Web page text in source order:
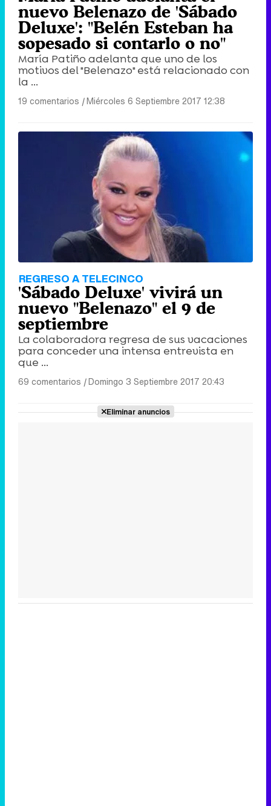
nuevo Belenazo de 'Sábado
Deluxe': "Belén Esteban ha
sopesado si contarlo o no"
María Patiño adelanta que uno de los
motivos del "Belenazo" está relacionado con
la ...
19 comentarios |Miércoles 6 Septiembre 2017 12:38
REGRESO A TELECINCO
'Sábado Deluxe' vivirá un
nuevo "Belenazo" el 9 de
septiembre
La colaboradora regresa de sus vacaciones
para conceder una intensa entrevista en
que ...
69 comentarios |Domingo 3 Septiembre 2017 20:43
Eliminar anuncios